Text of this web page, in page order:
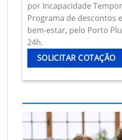
por Incapacidade
Programa de descontos
bem-estar, pelo Porto
24h.
SOLICITAR COTAÇÃO